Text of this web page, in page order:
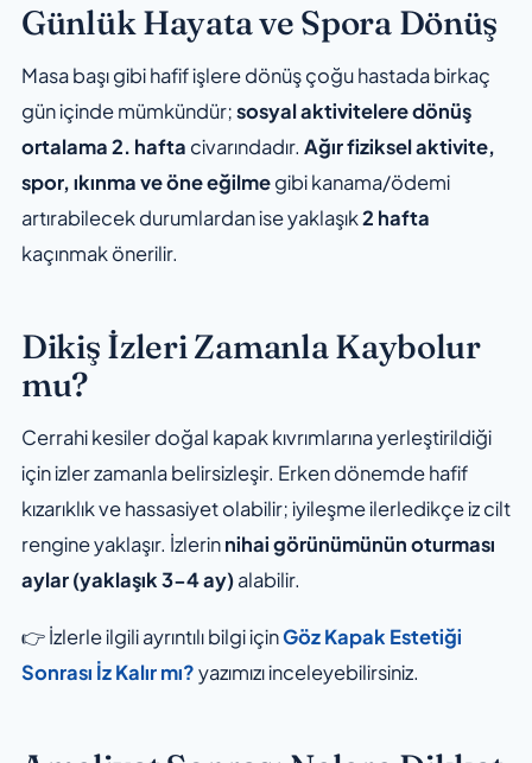
Günlük Hayata ve Spora Dönüş
Masa başı gibi hafif işlere dönüş çoğu hastada birkaç
gün içinde mümkündür;sosyal aktivitelere dönüş
ortalama 2. hafta civarındadır. Ağır fiziksel aktivite,
spor, ıkınma ve öne eğilmegibi kanama/ödemi
artırabilecek durumlardan ise yaklaşık2 hafta
kaçınmak önerilir.
Dikiş İzleri Zamanla Kaybolur
mu?
Cerrahi kesiler doğal kapak kıvrımlarına yerleştirildiği
için izler zamanla belirsizleşir. Erken dönemde hafif
kızarıklık ve hassasiyet olabilir; iyileşme ilerledikçe iz cilt
rengine yaklaşır. İzlerinnihai görünümünün oturması
aylar (yaklaşık 3-4 ay)alabilir.
👉 İzlerle ilgili ayrıntılı bilgi içinGöz Kapak Estetiği
Sonrası İz Kalır mı?yazımızı inceleyebilirsiniz.